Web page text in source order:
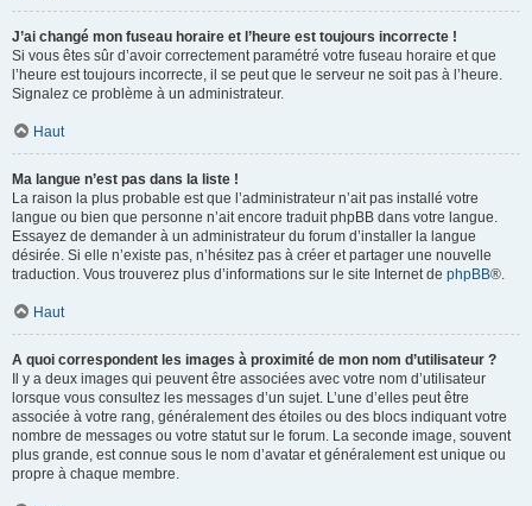
J’ai changé mon fuseau horaire et l’heure est toujours incorrecte !
Si vous êtes sûr d’avoir correctement paramétré votre fuseau horaire et que
l’heure est toujours incorrecte, il se peut que le serveur ne soit pas à l’heure.
Signalez ce problème à un administrateur.
Haut
Ma langue n’est pas dans la liste !
La raison la plus probable est que l’administrateur n’ait pas installé votre
langue ou bien que personne n’ait encore traduit phpBB dans votre langue.
Essayez de demander à un administrateur du forum d’installer la langue
désirée. Si elle n’existe pas, n’hésitez pas à créer et partager une nouvelle
traduction. Vous trouverez plus d’informations sur le site Internet de phpBB®.
Haut
A quoi correspondent les images à proximité de mon nom d’utilisateur ?
Il y a deux images qui peuvent être associées avec votre nom d’utilisateur
lorsque vous consultez les messages d’un sujet. L’une d’elles peut être
associée à votre rang, généralement des étoiles ou des blocs indiquant votre
nombre de messages ou votre statut sur le forum. La seconde image, souvent
plus grande, est connue sous le nom d’avatar et généralement est unique ou
propre à chaque membre.